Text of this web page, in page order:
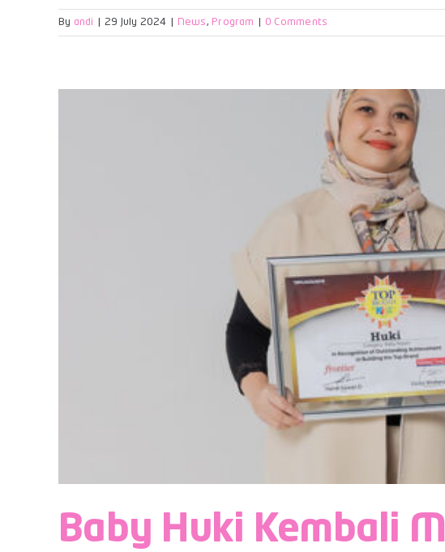
By andi 29 July 2024 News, Program 0 Comments
Baby Huki Kembali